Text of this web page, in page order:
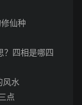
仙种
？四相是哪四
风水
点